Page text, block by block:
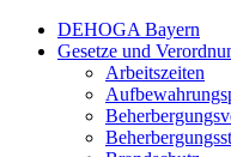
DEHOGA Bayern
Gesetze und
Arbeitszeiten